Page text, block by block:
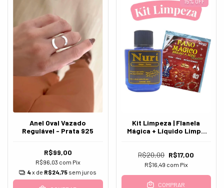
Anel Oval Vazado
Regulável - Prata 925
R$99,00
R$96,03 com Pix
4 x de R$24,75 sem juros
Kit Limpeza | Flanela
Mágica + Líquido Limpa
R$20,00 R$17,00
R$16,49 com Pix
COMPRAR